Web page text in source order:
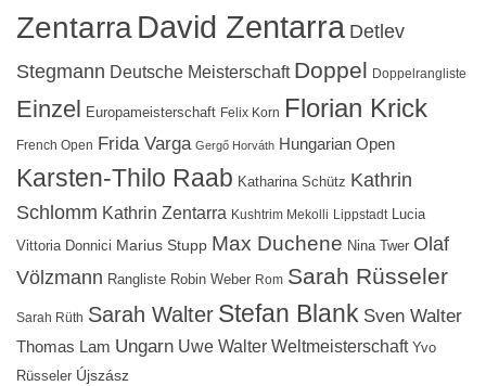
ZentarraDavid Zentarra Detlev
Stegmann Deutsche Meisterschaft Doppel Doppelrangliste
Einzel Europameisterschaft Felix Korn Florian Krick
French Open Frida Varga Gergő Horváth Hungarian Open
Karsten-Thilo Raab Katharina Schütz Kathrin
Schlomm Kathrin Zentarra Kushtrim Mekolli Lippstadt Lucia
Vittoria Donnici Marius Stupp Max Duchene Nina Twer Olaf
Völzmann Rangliste Robin Weber Rom Sarah Rüsseler
Sarah Rüth Sarah Walter Stefan Blank Sven Walter
Thomas Lam Ungarn Uwe Walter Weltmeisterschaft Yvo
Rüsseler Újszász